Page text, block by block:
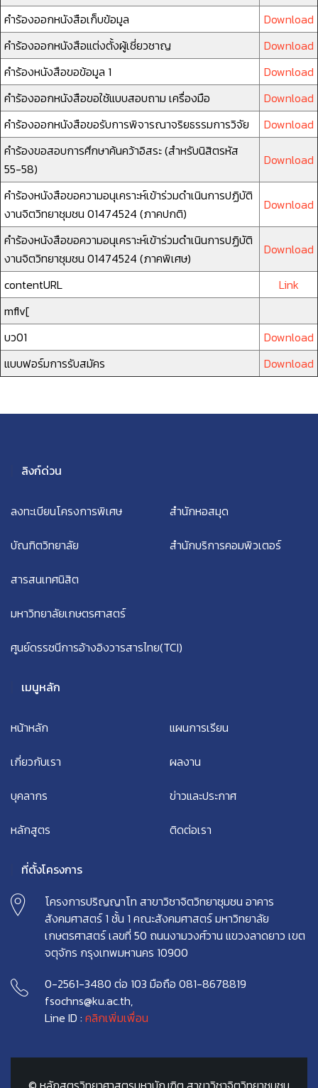
คำร้องออกหนังสือเก็บข้อมูล
Download
คำร้องออกหนังสือแต่งตั้งผู้เชี่ยวชาญ
Download
คำร้องหนังสือขอข้อมูล 1
Download
คำร้องออกหนังสือขอใช้แบบสอบถาม เครื่องมือ
Download
คำร้องออกหนังสือขอรับการพิจารณาจริยธรรมการวิจัย
Download
คำร้องขอสอบการศึกษาค้นคว้าอิสระ (สำหรับนิสิตรหัส
55-58)
Download
คำร้องหนังสือขอความอนุเคราะห์เข้าร่วมดำเนินการปฏิบัติ
งานจิตวิทยาชุมชน 01474524 (ภาคปกติ)
Download
คำร้องหนังสือขอความอนุเคราะห์เข้าร่วมดำเนินการปฏิบัติ
งานจิตวิทยาชุมชน 01474524 (ภาคพิเศษ)
Download
contentURL
Link
mflv[
บว01
Download
แบบฟอร์มการรับสมัคร
Download
ลิงก์ด่วน
ลงทะเบียนโครงการพิเศษ
บัณฑิตวิทยาลัย
สารสนเทศนิสิต
สำนักหอสมุด
สำนักบริการคอมพิวเตอร์
มหาวิทยาลัยเกษตรศาสตร์
ศูนย์ดรรชนีการอ้างอิงวารสารไทย(TCI)
เมนูหลัก
หน้าหลัก
เกี่ยวกับเรา
บุคลากร
หลักสูตร
แผนการเรียน
ผลงาน
ข่าวและประกาศ
ติดต่อเรา
ที่ตั้งโครงการ
โครงการปริญญาโท สาขาวิชาจิตวิทยาชุมชน อาคาร
สังคมศาสตร์ 1 ชั้น 1 คณะสังคมศาสตร์ มหาวิทยาลัย
เกษตรศาสตร์ เลขที่ 50 ถนนงามวงศ์วาน แขวงลาดยาว เขต
จตุจักร กรุงเทพมหานคร 10900
0-2561-3480 ต่อ 103 มือถือ 081-8678819
fsochns@ku.ac.th,
Line ID : คลิกเพิ่มเพื่อน